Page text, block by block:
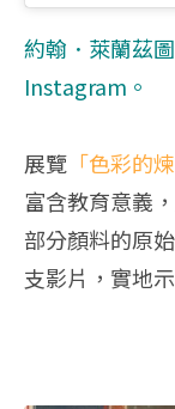
約翰．萊蘭茲
Instagram 。
展覽 「色彩的
富含教育意義
部分顏料的原
支影片，實地